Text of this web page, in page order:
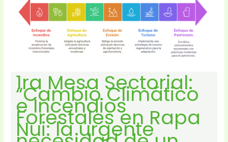
1ra Mesa Sectorial:
“Cambio Climático
e Incendios
Forestales en Rapa
Nui: la urgente